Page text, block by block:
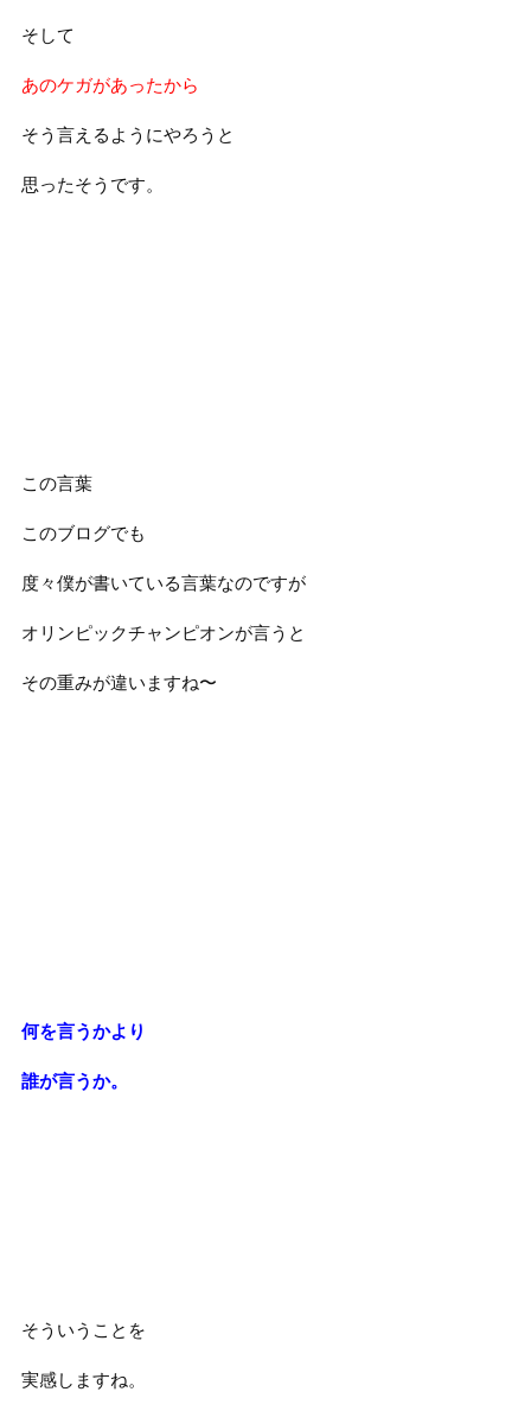
そして
あのケガがあったから
そう言えるようにやろうと
思ったそうです。
この言葉
このブログでも
度々僕が書いている言葉なのですが
オリンピックチャンピオンが言うと
その重みが違いますね〜
何を言うかより
誰が言うか。
そういうことを
実感しますね。